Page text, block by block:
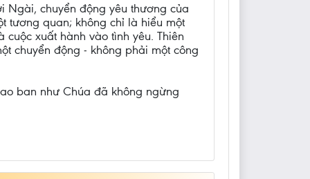
Ngài, chuyển động yêu thương của
tương quan; không chỉ là hiểu một
xuất hành vào tình yêu. Thiên
chuyển động - không phải một công
ban như Chúa đã không ngừng